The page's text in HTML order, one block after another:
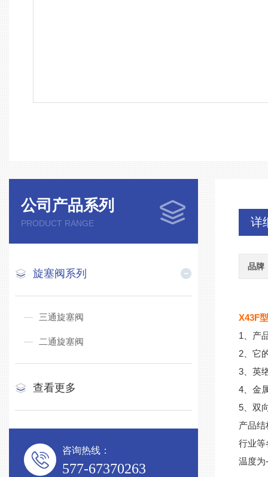
公司产品系列
PRODUCT RANGE
旋塞阀系列
三通旋塞阀
二通旋塞阀
查看更多
咨询热线：
577-67370263
详
品牌
X43F
1、产
2、它
3、英
4、金
5、双
产品
行业等
温度